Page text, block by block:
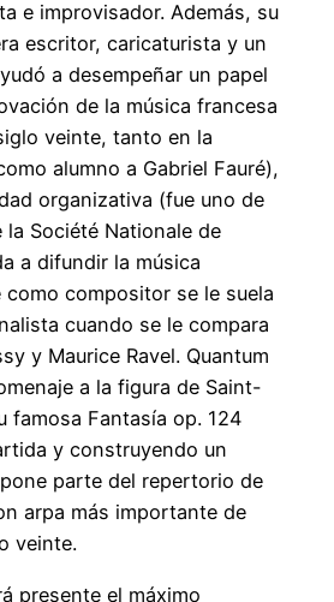
e improvisador. Además, su
escritor, caricaturista y un
a desempeñar un papel
de la música francesa
veinte, tanto en la
alumno a Gabriel Fauré),
organizativa (fue uno de
Société Nationale de
a difundir la música
como compositor se le suela
cuando se le compara
y Maurice Ravel. Quantum
a la figura de Saint-
famosa Fantasía op. 124
y construyendo un
parte del repertorio de
arpa más importante de
veinte.
presente el máximo